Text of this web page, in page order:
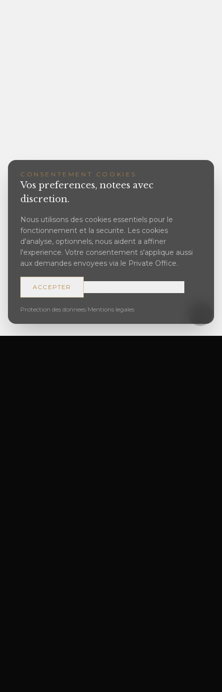
CONSENTEMENT COOKIES
Vos preferences, notees avec
discretion.
Nous utilisons des cookies essentiels pour le
fonctionnement et la securite. Les cookies
d'analyse, optionnels, nous aident a affiner
l'experience. Votre consentement s'applique aussi
aux demandes envoyees via le Private Office.
ACCEPTER
Protection des donnees/Mentions legales